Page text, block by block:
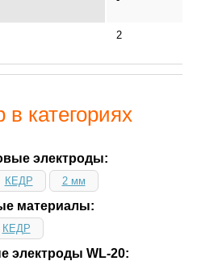
2
в категориях
электроды:
КЕДР 2 мм
материалы:
КЕДР
электроды WL-20: